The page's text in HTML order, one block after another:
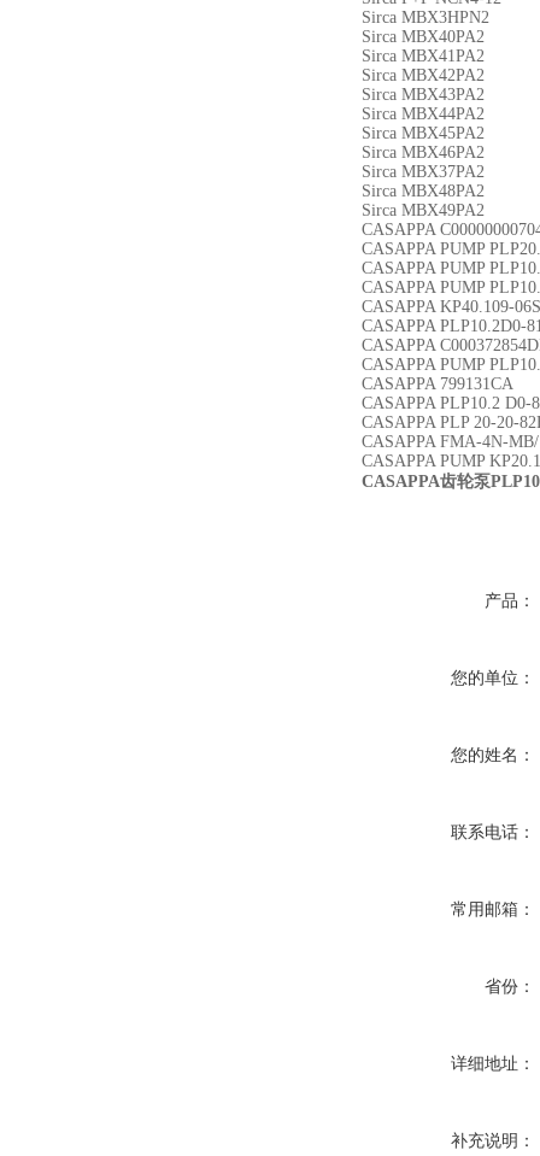
Sirca MBX3HPN2
Sirca MBX40PA2
Sirca MBX41PA2
Sirca MBX42PA2
Sirca MBX43PA2
Sirca MBX44PA2
Sirca MBX45PA2
Sirca MBX46PA2
Sirca MBX37PA2
Sirca MBX48PA2
Sirca MBX49PA2
CASAPPA
CASAPPA PUMP
CASAPPA PUMP
CASAPPA PUMP
CASAPPA KP40.109-
CASAPPA PLP10.2D0-
CASAPPA
CASAPPA PUMP
CASAPPA 799131CA
CASAPPA PLP10.2 D0-
CASAPPA PLP 20-20-
CASAPPA FMA-4N-
CASAPPA PUMP
CASAPPA齿轮泵
产品：
您的单位：
您的姓名：
联系电话：
常用邮箱：
省份：
详细地址：
补充说明：